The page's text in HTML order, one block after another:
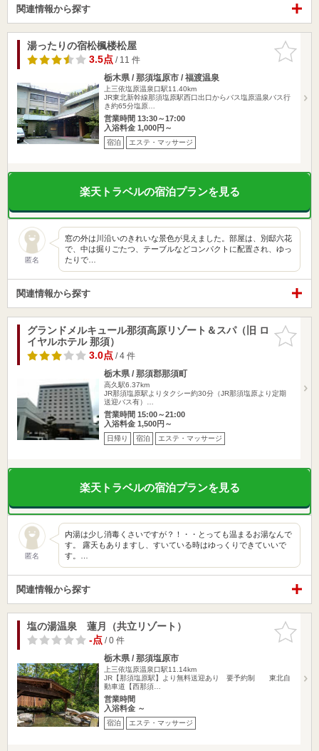
関連情報から探す
お気に入
りに追加
湯ったりの宿松楓楼松屋
3.5点/ 11 件
栃木県 / 那須塩原市 / 福渡温泉
上三依塩原温泉口駅11.40km
JR東北新幹線那須塩原駅西口出口からバス塩原温泉バス行
き約65分塩原…
営業時間 13:30～17:00
入浴料金 1,000円～
宿泊 エステ・マッサージ
楽天トラベルの宿泊プランを見る
匿名
窓の外は川沿いのきれいな景色が見えました。部屋は、別邸六花
で、中は掘りごたつ、テーブルなどコンパクトに配置され、ゆっ
たりで…
関連情報から探す
お気に入
りに追加
グランドメルキュール那須高原リゾート＆スパ（旧 ロ
イヤルホテル 那須）
3.0点/ 4 件
栃木県 / 那須郡那須町
高久駅6.37km
JR那須塩原駅よりタクシー約30分（JR那須塩原より定期
送迎バス有）…
営業時間 15:00～21:00
入浴料金 1,500円～
日帰り 宿泊 エステ・マッサージ
楽天トラベルの宿泊プランを見る
匿名
内湯は少し消毒くさいですが？！・・とっても温まるお湯なんで
す。 露天もありますし、すいている時はゆっくりできていいで
す。…
関連情報から探す
お気に入
りに追加
塩の湯温泉 蓮月（共立リゾート）
-点/ 0 件
栃木県 / 那須塩原市
上三依塩原温泉口駅11.14km
JR【那須塩原駅】より無料送迎あり 要予約制 東北自
動車道【西那須…
営業時間
入浴料金 ～
宿泊 エステ・マッサージ